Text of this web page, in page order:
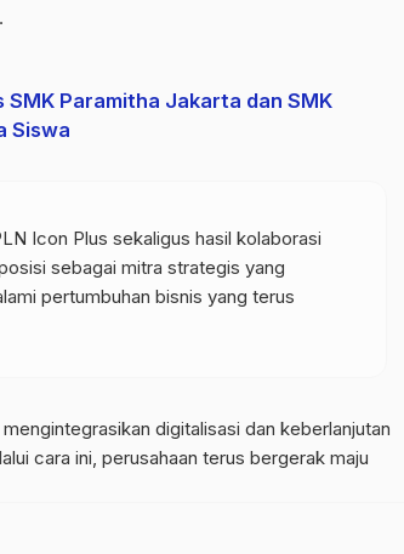
Paramitha Jakarta dan SMK
Siswa
Icon Plus sekaligus hasil kolaborasi
sebagai mitra strategis yang
pertumbuhan bisnis yang terus
digitalisasi dan keberlanjutan
cara ini, perusahaan terus bergerak maju